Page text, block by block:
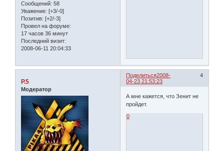
Сообщений: 58
Уважение: [+3/-0]
Позитив: [+2/-3]
Провел на форуме:
17 часов 36 минут
Последний визит:
2008-06-11 20:04:33
Поделиться 4
2008-
04-23 21:53:23
P.5
Модератор
А мне кажется, что Зенит не
пройдет.
0